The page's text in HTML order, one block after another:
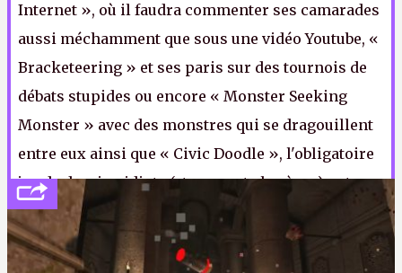
Internet », où il faudra commenter ses camarades
aussi méchamment que sous une vidéo Youtube, «
Bracketeering » et ses paris sur des tournois de
débats stupides ou encore « Monster Seeking
Monster » avec des monstres qui se dragouillent
entre eux ainsi que « Civic Doodle », l'obligatoire
jeu de dessins idiots (et souvent obscènes) entre
personnes consentantes. Le titre est prévu sur PC,
Mac, PS4 et Switch et nom de nom, qu'on a hâte.